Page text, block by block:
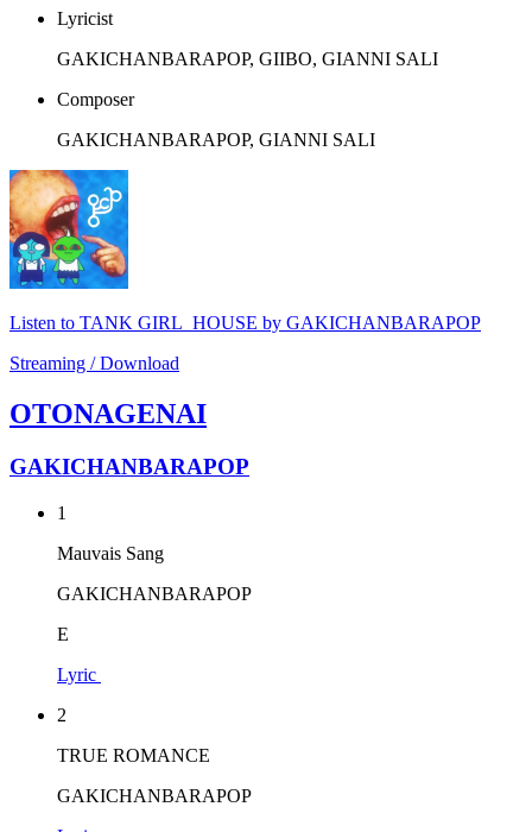
Lyricist
GAKICHANBARAPOP, GIIBO, GIANNI SALI
Composer
GAKICHANBARAPOP, GIANNI SALI
Listen to TANK GIRL_HOUSE by GAKICHANBARAPOP
Streaming / Download
OTONAGENAI
GAKICHANBARAPOP
1
Mauvais Sang
GAKICHANBARAPOP
E
Lyric
2
TRUE ROMANCE
GAKICHANBARAPOP